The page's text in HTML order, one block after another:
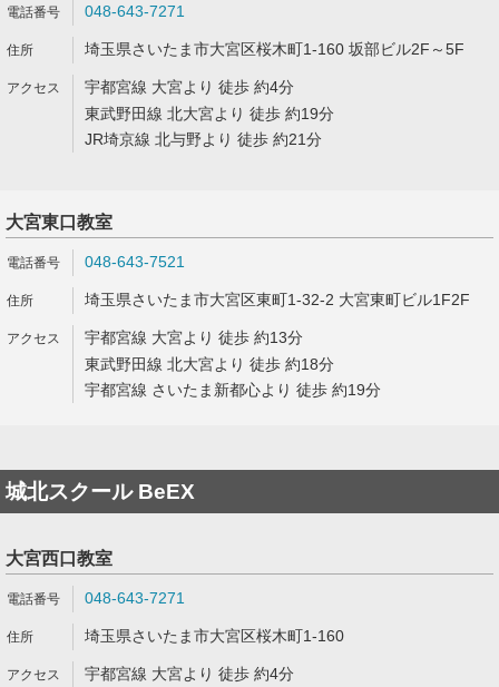
048-643-7271
埼玉県さいたま市大宮区桜木町1-160 坂部ビル2F～5F
宇都宮線 大宮より 徒歩 約4分
東武野田線 北大宮より 徒歩 約19分
JR埼京線 北与野より 徒歩 約21分
大宮東口教室
048-643-7521
埼玉県さいたま市大宮区東町1-32-2 大宮東町ビル1F2F
宇都宮線 大宮より 徒歩 約13分
東武野田線 北大宮より 徒歩 約18分
宇都宮線 さいたま新都心より 徒歩 約19分
城北スクール BeEX
大宮西口教室
048-643-7271
埼玉県さいたま市大宮区桜木町1-160
宇都宮線 大宮より 徒歩 約4分